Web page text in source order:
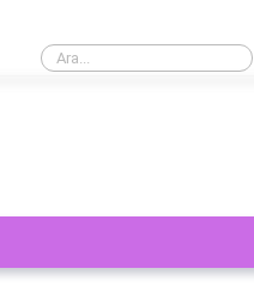
Cinsel bir şey görmek orucu bozar mı?